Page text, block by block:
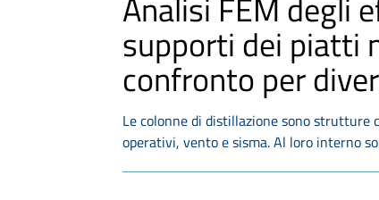
supporti dei piatti
confronto per
Le colonne di distillazione sono strutture
operativi, vento e sisma. Al loro interno